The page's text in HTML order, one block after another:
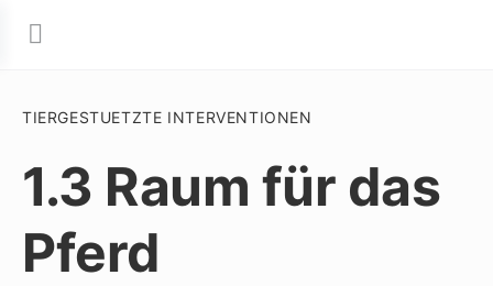
TIERGESTUETZTE INTERVENTIONEN
1.3 Raum für das
Pferd